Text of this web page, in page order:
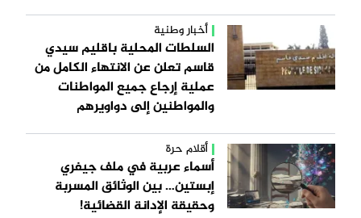
أخبار وطنية
السلطات المحلية باقليم سيدي
قاسم تعلن عن الانتهاء الكامل من
عملية إرجاع جميع المواطنات
والمواطنين إلى دواويرهم
أقلام حرة
أسماء عربية في ملف جيفري
إبستين… بين الوثائق المسربة
وحقيقة الإدانة القضائية!